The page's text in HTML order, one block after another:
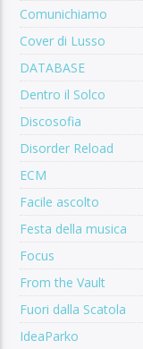
Comunichiamo
Cover di Lusso
DATABASE
Dentro il Solco
Discosofia
Disorder Reload
ECM
Facile ascolto
Festa della musica
Focus
From the Vault
Fuori dalla Scatola
IdeaParko